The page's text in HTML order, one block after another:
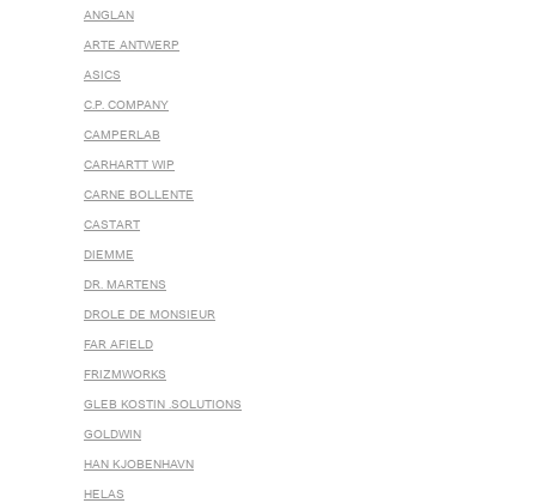
ANGLAN
ARTE ANTWERP
ASICS
C.P. COMPANY
CAMPERLAB
CARHARTT WIP
CARNE BOLLENTE
CASTART
DIEMME
DR. MARTENS
DROLE DE MONSIEUR
FAR AFIELD
FRIZMWORKS
GLEB KOSTIN .SOLUTIONS
GOLDWIN
HAN KJOBENHAVN
HELAS